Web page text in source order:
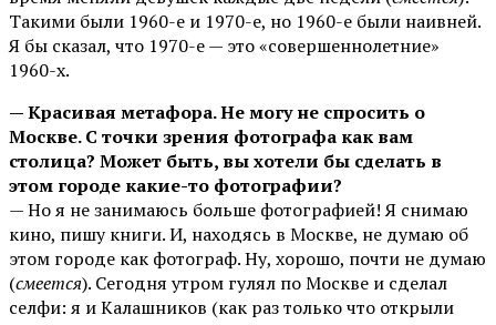
Такими были 1960-е и 1970-е, но 1960-е были наивней.
Я бы сказал, что 1970-е — это «совершеннолетние»
1960-х.
— Красивая метафора. Не могу не спросить о
Москве. С точки зрения фотографа как вам
столица? Может быть, вы хотели бы сделать в
этом городе какие-то фотографии?
— Но я не занимаюсь больше фотографией! Я снимаю
кино, пишу книги. И, находясь в Москве, не думаю об
этом городе как фотограф. Ну, хорошо, почти не думаю
(смеется). Сегодня утром гулял по Москве и сделал
селфи: я и Калашников (как раз только что открыли